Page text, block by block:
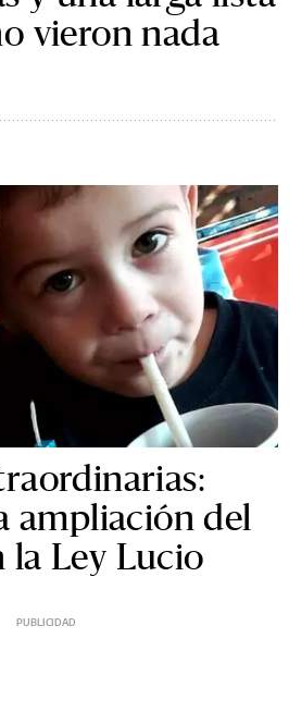
vieron nada
ampliación del
Ley Lucio